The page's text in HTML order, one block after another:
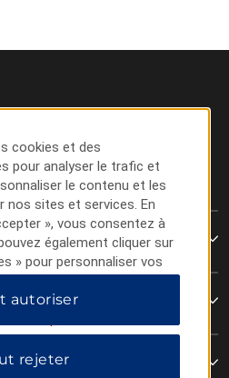
cookies et des
pour analyser le trafic et
le contenu et les
nos sites et services. En
», vous consentez à
également cliquer sur
» pour personnaliser vos
» pour n'autoriser que
Pour plus d'informations,
autoriser
rejeter